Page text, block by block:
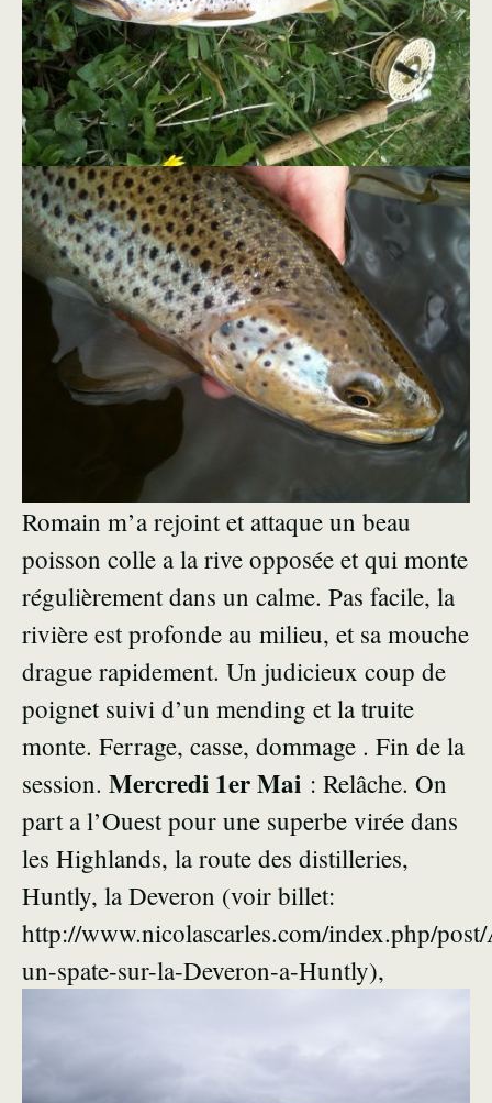
Romain m’a rejoint et attaque un beau
poisson colle a la rive opposée et qui monte
régulièrement dans un calme. Pas facile, la
rivière est profonde au milieu, et sa mouche
drague rapidement. Un judicieux coup de
poignet suivi d’un mending et la truite
monte. Ferrage, casse, dommage . Fin de la
session. Mercredi 1er Mai : Relâche. On
part a l’Ouest pour une superbe virée dans
les Highlands, la route des distilleries,
Huntly, la Deveron (voir billet:
http://www.nicolascarles.com/index.php/
un-spate-sur-la-Deveron-a-Huntly),